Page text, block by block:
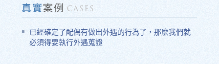
已經確定了配偶有做出外遇的行為了，那麼我們就
必須得要執行外遇蒐證